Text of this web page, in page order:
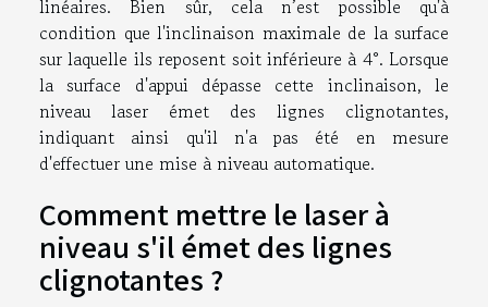
linéaires. Bien sûr, cela n’est possible qu'à
condition que l'inclinaison maximale de la surface
sur laquelle ils reposent soit inférieure à 4°. Lorsque
la surface d'appui dépasse cette inclinaison, le
niveau laser émet des lignes clignotantes,
indiquant ainsi qu'il n'a pas été en mesure
d'effectuer une mise à niveau automatique.
Comment mettre le laser à
niveau s'il émet des lignes
clignotantes ?